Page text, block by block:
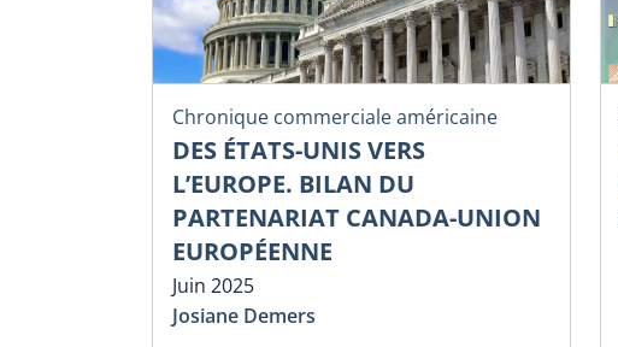
Chronique commerciale américaine
DES ÉTATS-UNIS VERS
L’EUROPE. BILAN DU
PARTENARIAT CANADA-UNION
EUROPÉENNE
Juin 2025
Josiane Demers